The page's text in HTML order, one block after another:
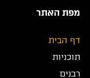
מפת האתר
דף הבית
תוכניות
רבנים